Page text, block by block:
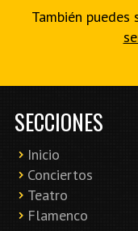
También
SECCIONES
Inicio
Conciertos
Teatro
Flamenco